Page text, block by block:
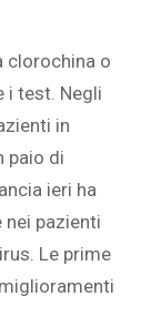
clorochina o
i test. Negli
in
paio di
ieri ha
nei pazienti
Le prime